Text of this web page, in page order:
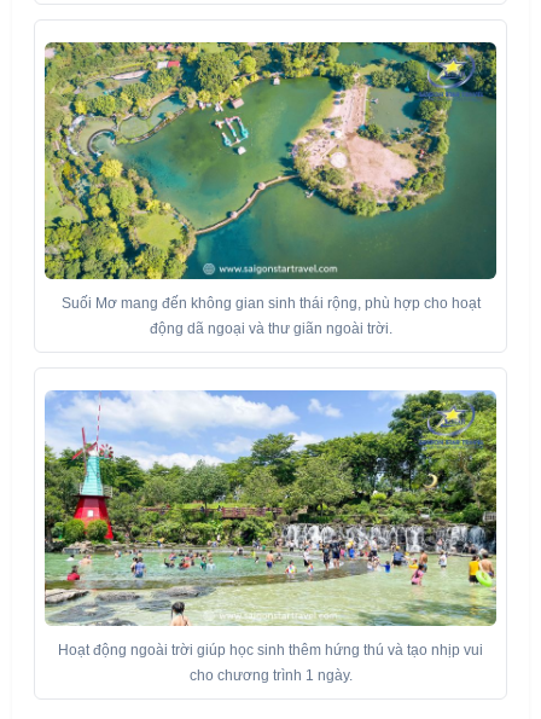
Suối Mơ mang đến không gian sinh thái rộng, phù hợp cho hoạt
động dã ngoại và thư giãn ngoài trời.
Hoạt động ngoài trời giúp học sinh thêm hứng thú và tạo nhịp vui
cho chương trình 1 ngày.